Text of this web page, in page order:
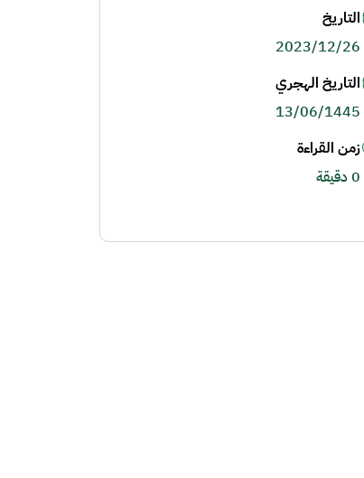
التاريخ
2023/12/26
التاريخ الهجري
13/06/1445
زمن القراءة
0 دقيقة